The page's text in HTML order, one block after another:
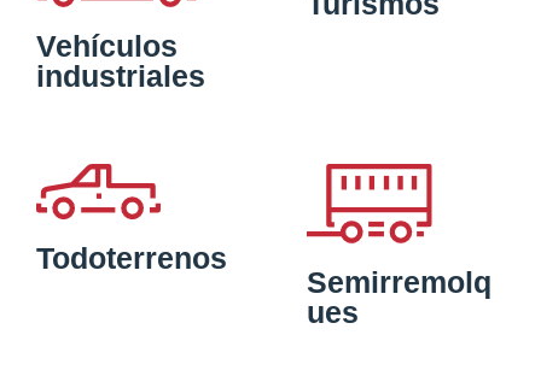
Vehículos
industriales
Todoterrenos
Semirremolq
ues